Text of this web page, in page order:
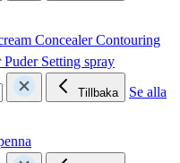
ConcealerContouring
Puder Setting spray
Tillbaka
Se alla